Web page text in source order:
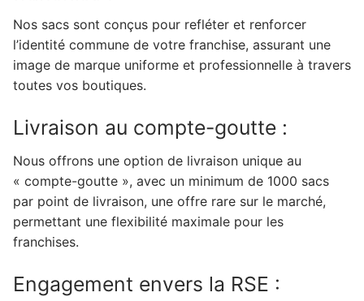
Nos sacs sont conçus pour refléter et renforcer
l’identité commune de votre franchise, assurant une
image de marque uniforme et professionnelle à travers
toutes vos boutiques.
Livraison au compte-goutte :
Nous offrons une option de livraison unique au
« compte-goutte », avec un minimum de 1000 sacs
par point de livraison, une offre rare sur le marché,
permettant une flexibilité maximale pour les
franchises.
Engagement envers la RSE :